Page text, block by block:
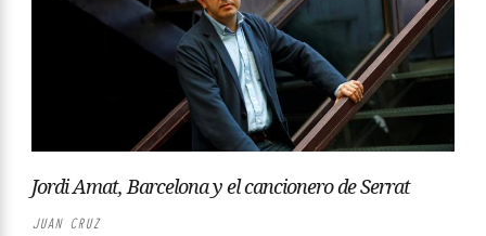
Jordi Amat, Barcelona y el cancionero de Serrat
JUAN CRUZ